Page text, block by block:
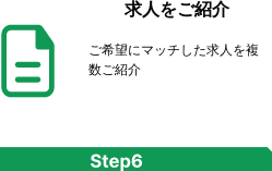
求人をご紹介
ご希望にマッチした求人を複
数ご紹介